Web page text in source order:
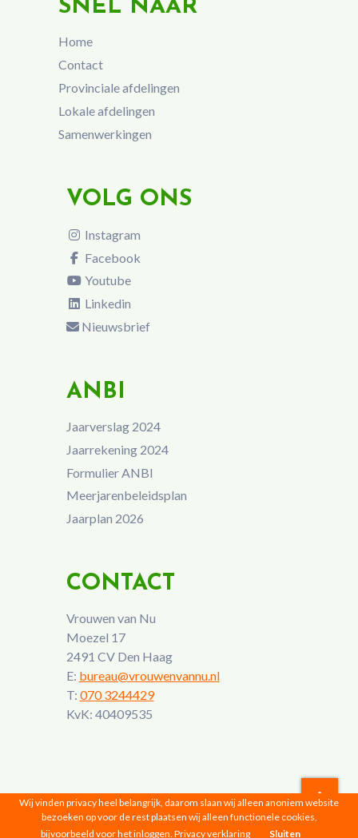
SNEL NAAR
Home
Contact
Provinciale afdelingen
Lokale afdelingen
Samenwerkingen
VOLG ONS
Instagram
Facebook
Youtube
Linkedin
Nieuwsbrief
ANBI
Jaarverslag 2024
Jaarrekening 2024
Formulier ANBI
Meerjarenbeleidsplan
Jaarplan 2026
CONTACT
Vrouwen van Nu
Moezel 17
2491 CV Den Haag
E: bureau@vrouwenvannu.nl
T: 070 3244429
KvK: 40409535
Vrouwen van Nu © 2026 |Privacyverklaring
Wij vinden privacy heel belangrijk, daarom slaan wij alleen anoniem website
bezoeken op voor de rest plaatsen wij alleen functionele cookies,
bijvoorbeeld voor het inloggen. Privacy verklaring Sluiten